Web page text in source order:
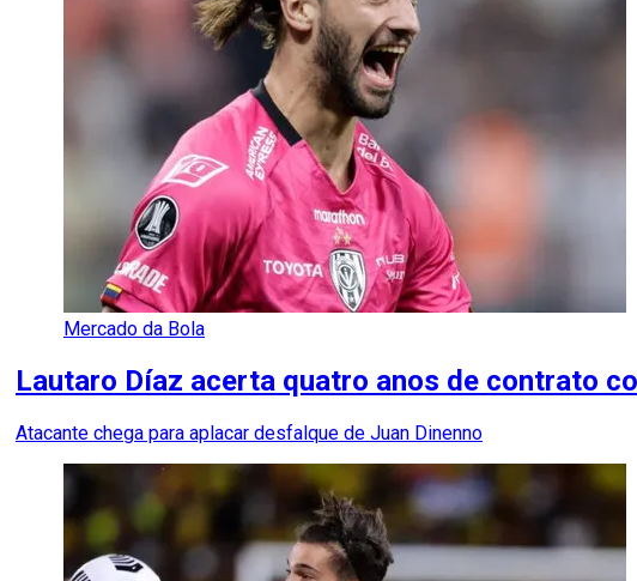
Mercado da Bola
Lautaro Díaz acerta quatro anos de contrato
Atacante chega para aplacar desfalque de Juan Dinenno